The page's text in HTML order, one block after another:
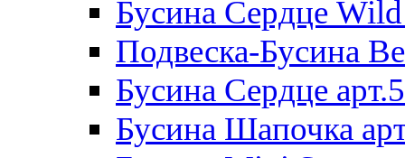
Бусина Сердце
Подвеска-Бусина
Бусина Сердце
Бусина Шапочка